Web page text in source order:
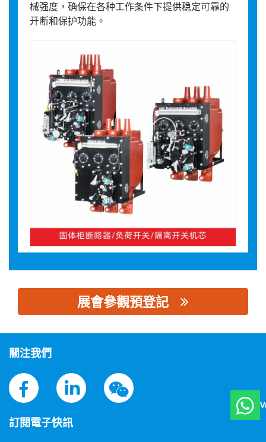
械强度，确保在各种工作条件下提供稳定可靠的
开断和保护功能。
展會參觀預登記
關注我們
訂閱電子快訊